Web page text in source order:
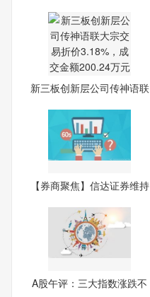
新三板创新层公司传神语联
【券商聚焦】信达证券维持
A股午评：三大指数涨跌不